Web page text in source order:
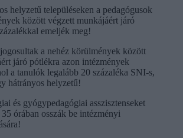
helyzetű településeken a pedagógusok
között végzett munkájáért járó
emeljék meg!
a nehéz körülmények között
járó pótlékra azon intézmények
a tanulók legalább 20 százaléka SNI-s,
hátrányos helyzetű!
és gyógypedagógiai asszisztenseket
órában osszák be intézményi